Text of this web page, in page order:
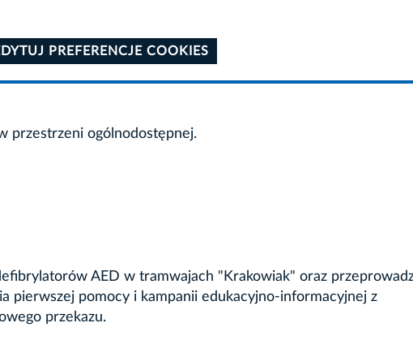
PREFERENCJE COOKIES
przestrzeni ogólnodostępnej.
AED w tramwajach "Krakowiak" oraz
pierwszej pomocy i kampanii edukacyjno-informacyjnej z
przekazu.